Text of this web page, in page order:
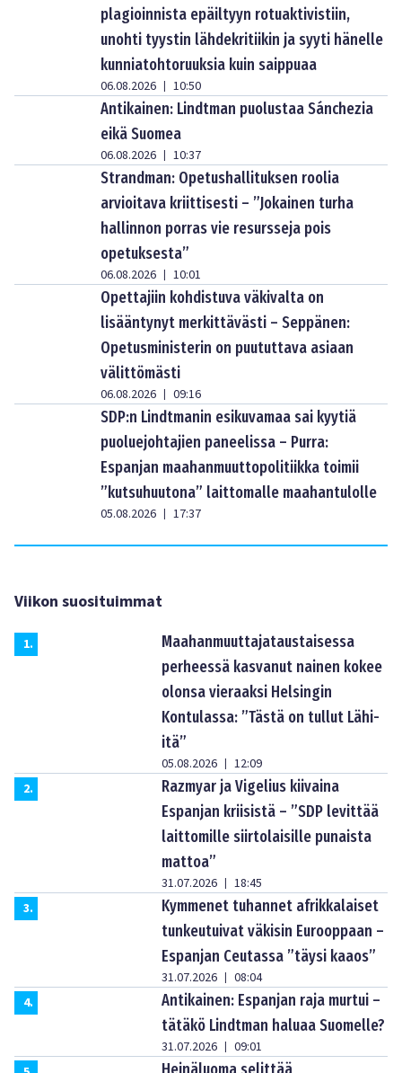
plagioinnista epäiltyyn rotuaktivistiin,
unohti tyystin lähdekritiikin ja syyti hänelle
kunniatohtoruuksia kuin saippuaa
06.08.2026 | 10:50
Antikainen: Lindtman puolustaa Sánchezia
eikä Suomea
06.08.2026 | 10:37
Strandman: Opetushallituksen roolia
arvioitava kriittisesti – ”Jokainen turha
hallinnon porras vie resursseja pois
opetuksesta”
06.08.2026 | 10:01
Opettajiin kohdistuva väkivalta on
lisääntynyt merkittävästi – Seppänen:
Opetusministerin on puututtava asiaan
välittömästi
06.08.2026 | 09:16
SDP:n Lindtmanin esikuvamaa sai kyytiä
puoluejohtajien paneelissa – Purra:
Espanjan maahanmuuttopolitiikka toimii
”kutsuhuutona” laittomalle maahantulolle
05.08.2026 | 17:37
Viikon suosituimmat
1.
Maahanmuuttajataustaisessa
perheessä kasvanut nainen kokee
olonsa vieraaksi Helsingin
Kontulassa: ”Tästä on tullut Lähi-
itä”
05.08.2026 | 12:09
2.
Razmyar ja Vigelius kiivaina
Espanjan kriisistä – ”SDP levittää
laittomille siirtolaisille punaista
mattoa”
31.07.2026 | 18:45
3.
Kymmenet tuhannet afrikkalaiset
tunkeutuivat väkisin Eurooppaan –
Espanjan Ceutassa ”täysi kaaos”
31.07.2026 | 08:04
4.
Antikainen: Espanjan raja murtui –
tätäkö Lindtman haluaa Suomelle?
31.07.2026 | 09:01